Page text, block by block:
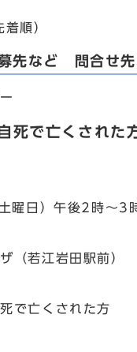
順）
先など 問合せ先
死で亡くされ
日）午後2時～3
（若江岩田駅前）
で亡くされた方